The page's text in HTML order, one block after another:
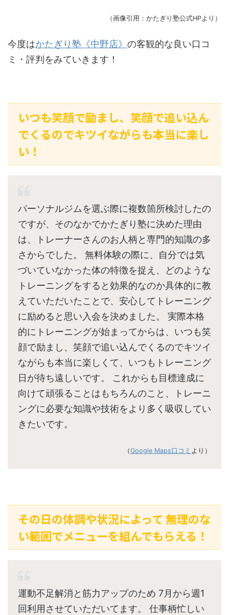
（画像引用：かたぎり塾公式HPより）
今度はかたぎり塾《中野店》 の客観的な良い口コ
ミ・評判をみていきます！
いつも笑顔で励まし、笑顔で追い込ん
でくるのでキツイながらも本当に楽し
い！
パーソナルジムを選ぶ際に複数箇所検討したの
ですが、そのなかでかたぎり塾に決めた理由
は、トレーナーさんのお人柄と専門的知識の多
さからでした。 無料体験の際に、自分では気
づいていなかった体の特徴を捉え、どのような
トレーニングをすると効果的なのか具体的に教
えていただいたことで、安心してトレーニング
に励めると思い入会を決めました。 実際本格
的にトレーニングが始まってからは、いつも笑
顔で励まし、笑顔で追い込んでくるのでキツイ
ながらも本当に楽しくて、いつもトレーニング
日が待ち遠しいです。 これからも目標達成に
向けて頑張ることはもちろんのこと、トレーニ
ングに必要な知識や技術をより多く吸収してい
きたいです。
（Google Maps口コミ より）
その日の体調や状況によって 無理のな
い範囲でメニューを組んでもらえる！
運動不足解消と筋力アップのため 7月から週1
回利用させていただいてます。 仕事柄忙しい